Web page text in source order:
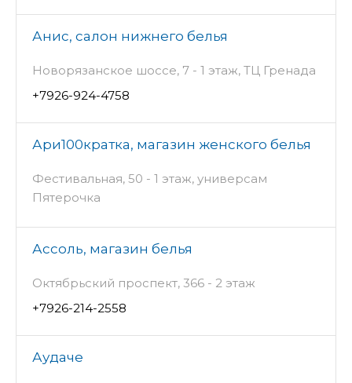
Анис, салон нижнего белья
Новорязанское шоссе, 7 - 1 этаж, ТЦ Гренада
+7926-924-4758
Ари100кратка, магазин женского белья
Фестивальная, 50 - 1 этаж, универсам
Пятерочка
Ассоль, магазин белья
Октябрьский проспект, 366 - 2 этаж
+7926-214-2558
Аудаче